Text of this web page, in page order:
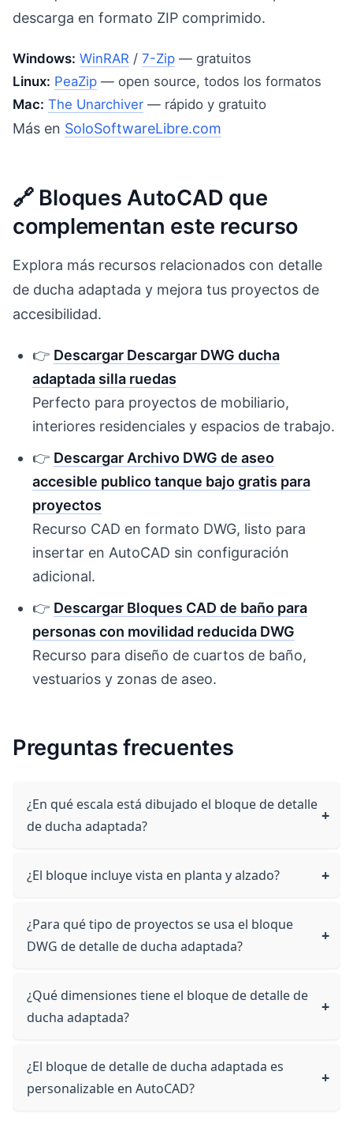
descarga en formato ZIP comprimido.
Windows: WinRAR / 7-Zip — gratuitos
Linux: PeaZip — open source, todos los formatos
Mac: The Unarchiver — rápido y gratuito
Más en SoloSoftwareLibre.com
🔗 Bloques AutoCAD que
complementan este recurso
Explora más recursos relacionados con detalle
de ducha adaptada y mejora tus proyectos de
accesibilidad.
👉 Descargar Descargar DWG ducha
adaptada silla ruedas
Perfecto para proyectos de mobiliario,
interiores residenciales y espacios de trabajo.
👉 Descargar Archivo DWG de aseo
accesible publico tanque bajo gratis para
proyectos
Recurso CAD en formato DWG, listo para
insertar en AutoCAD sin configuración
adicional.
👉 Descargar Bloques CAD de baño para
personas con movilidad reducida DWG
Recurso para diseño de cuartos de baño,
vestuarios y zonas de aseo.
Preguntas frecuentes
¿En qué escala está dibujado el bloque de detalle
de ducha adaptada?
¿El bloque incluye vista en planta y alzado?
¿Para qué tipo de proyectos se usa el bloque
DWG de detalle de ducha adaptada?
¿Qué dimensiones tiene el bloque de detalle de
ducha adaptada?
¿El bloque de detalle de ducha adaptada es
personalizable en AutoCAD?